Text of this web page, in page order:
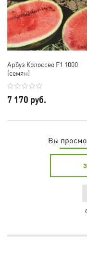
Арбуз Колоссео F1 1000
(cемян)
7 170 руб.
Вы